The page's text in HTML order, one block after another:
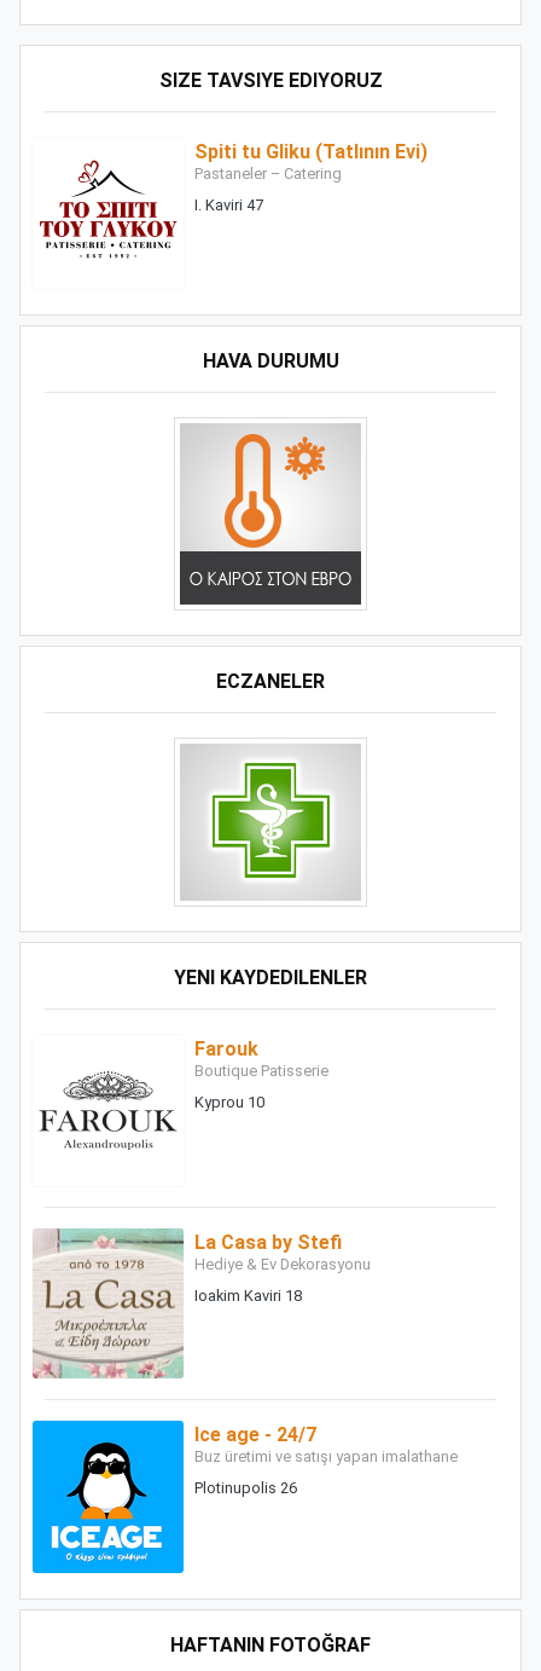
SIZE TAVSIYE EDIYORUZ
Spiti tu Gliku (Tatlının Evi)
Pastaneler – Catering
I. Kaviri 47
HAVA DURUMU
ECZANELER
YENI KAYDEDILENLER
Farouk
Boutique Patisserie
Kyprou 10
La Casa by Stefi
Hediye & Ev Dekorasyonu
Ioakim Kaviri 18
Ice age - 24/7
Buz üretimi ve satışı yapan imalathane
Plotinupolis 26
HAFTANIN FOTOĞRAF